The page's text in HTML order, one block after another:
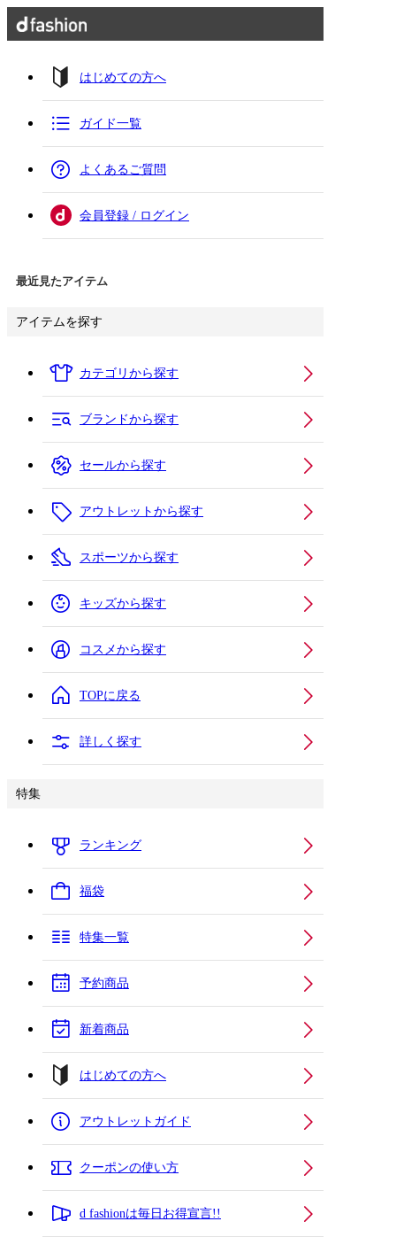
はじめての方へ
ガイド一覧
よくあるご質問
会員登録 / ログイン
最近見たアイテム
アイテムを探す
カテゴリから探す
ブランドから探す
セールから探す
アウトレットから探す
スポーツから探す
キッズから探す
コスメから探す
TOPに戻る
詳しく探す
特集
ランキング
福袋
特集一覧
予約商品
新着商品
はじめての方へ
アウトレットガイド
クーポンの使い方
d fashionは毎日お得宣言!!